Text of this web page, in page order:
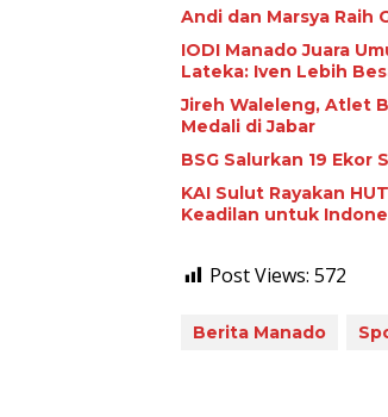
Andi dan Marsya Raih
IODI Manado Juara
Lateka: Iven Lebih
Jireh Waleleng, Atlet
Medali di Jabar
BSG Salurkan 19
KAI Sulut Rayakan
Keadilan untuk
Post Views: 572
Berita Manado